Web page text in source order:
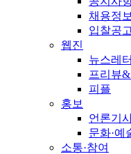
채용정보
입찰공고
웹진
뉴스레터
프리뷰
피플
홍보
언론기
문화·예
소통·참여